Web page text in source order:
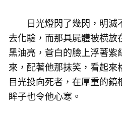
日光燈閃了幾閃，明滅
去化驗，而那具屍體被橫放
黑油亮，蒼白的臉上浮著紫
來，配著他那抹笑，看起來
目光投向死者，在厚重的
眸子也令他心寒。